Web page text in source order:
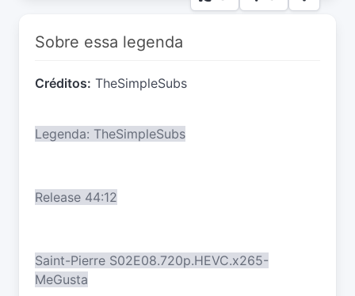
Sobre essa legenda
Créditos: TheSimpleSubs
Legenda: TheSimpleSubs
Release 44:12
Saint-Pierre S02E08.720p.HEVC.x265-
MeGusta